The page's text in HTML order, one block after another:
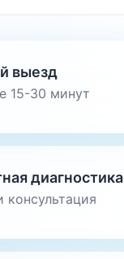
выезд
15-30 минут
диагностика
консультация